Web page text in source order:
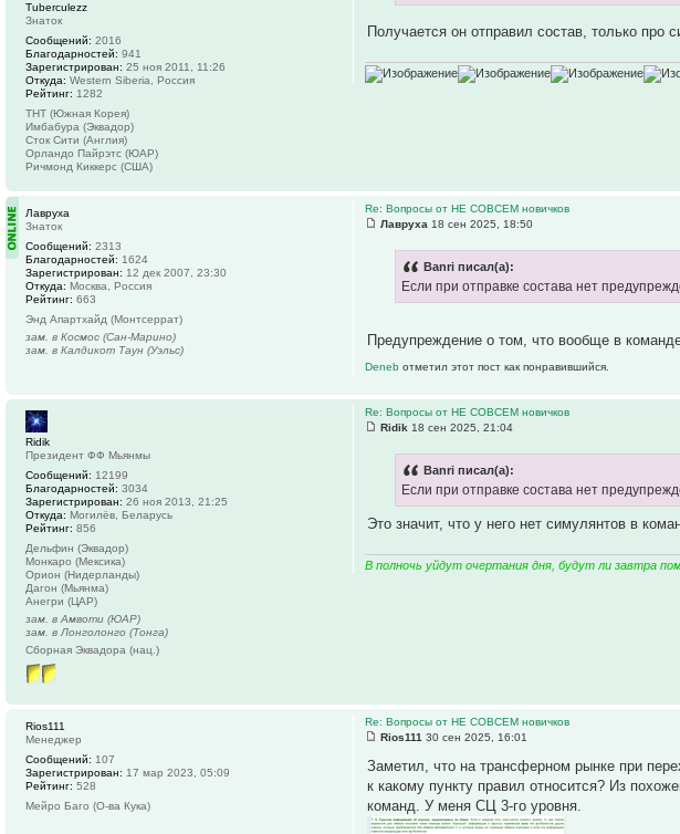
Получается он отправил состав, только про
Tuberculezz
Знаток
Сообщений: 2016
Благодарностей: 941
Зарегистрирован: 25 ноя 2011, 11:26
Откуда: Western Siberia, Россия
Рейтинг: 1282
ТНТ (Южная Корея)
Имбабура (Эквадор)
Сток Сити (Англия)
Орландо Пайрэтс (ЮАР)
Ричмонд Киккерс (США)
Re: Вопросы от НЕ СОВСЕМ новичков
Лавруха 18 сен 2025, 18:50
Banri писал(а):
Если при отправке состава нет
Предупреждение о том, что вообще в
Denebотметил этот пост как понравившийся.
Лавруха
Знаток
Сообщений: 2313
Благодарностей: 1624
Зарегистрирован: 12 дек 2007, 23:30
Откуда: Москва, Россия
Рейтинг: 663
Энд Апартхайд (Монтсеррат)
зам. в Космос (Сан-Марино)
зам. в Калдикот Таун (Уэльс)
Re: Вопросы от НЕ СОВСЕМ новичков
Ridik 18 сен 2025, 21:04
Banri писал(а):
Если при отправке состава нет
Это значит, что у него нет симулянтов в
В полночь уйдут очертания дня, будут ли завтра
Ridik
Президент ФФ Мьянмы
Сообщений: 12199
Благодарностей: 3034
Зарегистрирован: 26 ноя 2013, 21:25
Откуда: Могилёв, Беларусь
Рейтинг: 856
Дельфин (Эквадор)
Монкаро (Мексика)
Орион (Нидерланды)
Дагон (Мьянма)
Анегри (ЦАР)
зам. в Амвоти (ЮАР)
зам. в Лонголонго (Тонга)
Сборная Эквадора (нац.)
Re: Вопросы от НЕ СОВСЕМ новичков
Rios111 30 сен 2025, 16:01
Заметил, что на трансферном рынке при
к какому пункту правил относится? Из
команд. У меня СЦ 3-го уровня.
Rios111
Менеджер
Сообщений: 107
Зарегистрирован: 17 мар 2023, 05:09
Рейтинг: 528
Мейро Баго (О-ва Кука)